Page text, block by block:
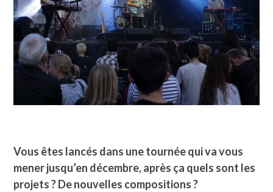
Vous êtes lancés dans une tournée qui va vous
mener jusqu’en décembre, après ça quels sont les
projets ? De nouvelles compositions ?